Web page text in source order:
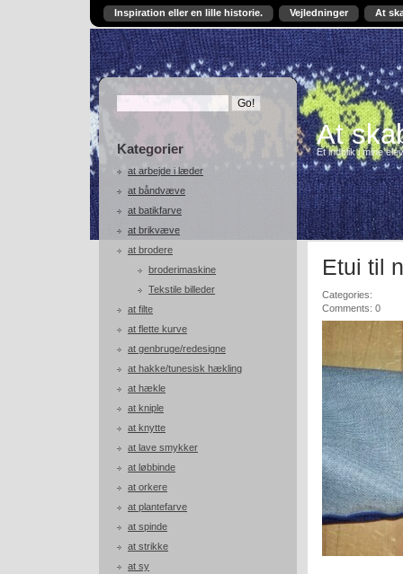
Inspiration eller en lille historie. Vejledninger At
Kategorier
at arbejde i læder
at båndvæve
at batikfarve
at brikvæve
at brodere
broderimaskine
Tekstile billeder
at filte
at flette kurve
at genbruge/redesigne
at hakke/tunesisk hækling
at hækle
at kniple
at knytte
at lave smykker
at løbbinde
at orkere
at plantefarve
at spinde
at strikke
at sy
At
Et indblik i mine
Etui til
Categories:
Comments: 0